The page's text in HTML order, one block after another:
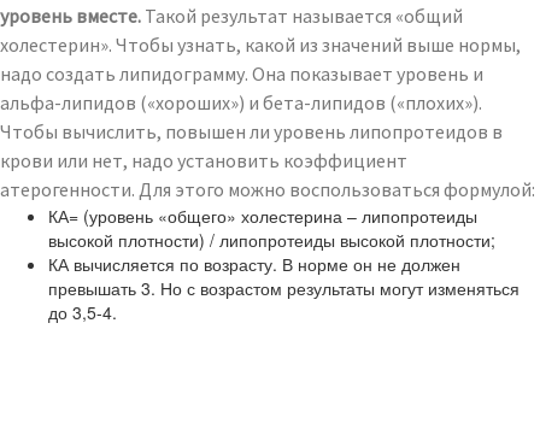
уровень вместе. Такой результат называется «общий
холестерин». Чтобы узнать, какой из значений выше нормы,
надо создать липидограмму. Она показывает уровень и
альфа-липидов («хороших») и бета-липидов («плохих»).
Чтобы вычислить, повышен ли уровень липопротеидов в
крови или нет, надо установить коэффициент
атерогенности. Для этого можно воспользоваться формулой:
КА= (уровень «общего» холестерина – липопротеиды
высокой плотности) / липопротеиды высокой плотности;
КА вычисляется по возрасту. В норме он не должен
превышать 3. Но с возрастом результаты могут изменяться
до 3,5-4.